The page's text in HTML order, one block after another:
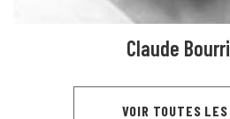
Claude
VOIR TOUTES